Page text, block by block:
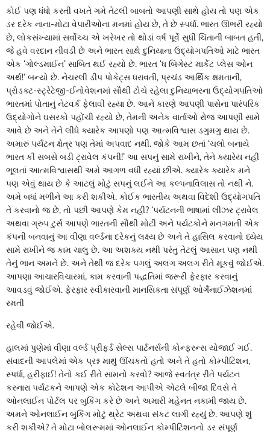
કોઈ પણ ધંધો કરતી વખતે ગમે તેટલી બાબતો આપણી સાથે હોય તો પણ એક
ડર દરેક નાના-મોટા વેપારીઓના મનમાં હોય છે, તે છે સ્પર્ધા. ભારત ઊભરી રહ્યો
છે, લોકસંખ્યામાં સર્વોચ્ચ એ ખરેખર તો થોડાં વર્ષ પૂર્વે સુધી ચિંતાની બાબત હતી,
જે હવે વરદાન નીવડી છે અને ભારત સાથે દુનિયાના ઉદ્યોગપતિઓ માટે ભારત
એક ‘ગોલ્ડમાઈન’ સાબિત થઈ રહ્યો છે. ભારત ‘ધ બિગેસ્ટ માર્કેટ પ્લેસ ઓન
અર્થ!’ બન્યો છે. નેચરલી ડીપ પોકેટ્સ ધરાવતી, પ્રચંડ આર્થિક ક્ષમતાની,
પ્રોડક્ટ-સ્ટ્રેટેજી-ઈનોવેશનમાં સૌથી ટોચે રહેલા દુનિયાભરના ઉદ્યોગપતિઓ
ભારતમાં પોતાનું નેટવર્ક ફેલાવી રહ્યા છે. આને કારણે આપણી પાસેના પારંપરિક
ઉદ્યોગોને ઘસરકો પહોંચી રહ્યો છે, તેમની અનેક વાર્તાઓ રોજ આપણી સામે
આવે છે અને તેને લીધે ક્યારેક આપણો પણ આત્મવિશ્વાસ ડગુમગુ થાય છે.
અમારું પર્યટન ક્ષેત્ર પણ તેમાં અપવાદ નથી. જોકે આમ છતાં ‘ચલો બનાયે
ભારત કી સબસે બડી ટ્રાવેલ કંપની!’ આ સપનું સામે રાખીને, તેને ક્યારેય નહીં
ભૂલતાં આત્મવિશ્વાસથી અમે આગળ વધી રહ્યાં છીએ. ક્યારેક ક્યારેક મને
પણ એવું થાય છે કે આટલું મોટું સપનું લઈને આ કલ્પનાવિલાસ તો નથી ને.
અમે બધાં મળીને આ કરી શકીએ. કોઈક ભારતીય અથવા વિદેશી ઉદ્યોગપતિ
તે કરવાનો જ છે, તો પછી આપણે કેમ નહીં? ‘પર્યટનની ભાષામાં લીઝર ટ્રાવેલ
અથવા ગ્રુપ ટુર્સ આપણે ભારતની સૌથી મોટી અને પર્યટકોને મનગમતી એક
કંપની બનવાનું આ વીણા વર્લ્ડના દરેકનું લક્ષ્ય છે અને તે હાસિલ કરવાનો ધ્યેય
સામે રાખીને જ કામ ચાલુ છે. આ અશક્ય નથી પરંતુ તેટલું આસાન પણ નથી
તેનું ભાન અમને છે. અને તેથી જ દરેક પગલું અલગ અલગ રીતે મૂકવું જોઈએ.
આપણા આચારવિચારમાં, કામ કરવાની પદ્ધતિમાં જરૂરી ફેરફાર કરવાનું
આવડવું જોઈએ. ફેરફાર સ્વીકારવાની માનસિકતા સંપૂર્ણ ઓર્ગેનાઈઝેશનમાં
રમતી
રહેવી જોઈએ.
હાલમાં પુણેમાં વીણા વર્લ્ડ પ્રીફર્ડ સેલ્સ પાર્ટનર્સની કોન્ફરન્સ યોજાઈ ગઈ.
સંવાદની આપલેમાં એક પ્રશ્ન માથું ઊંચકતો હતો અને તે હતો કોમ્પીટિશન,
સ્પર્ધા, હરીફાઈ! તેનો કઈ રીતે સામનો કરવો? આજે સ્વતંત્ર રીતે પર્યટન
કરનારા પર્યટકને આપણે એક કોટેશન આપીએ એટલે બીજા દિવસે તે
ઓનલાઈન પોર્ટલ પર બુકિંગ કરે છે અને અમારી મહેનત નકામી જાય છે.
અમને ઓનલાઈન બુકિંગ મોટું થ્રેટ અથવા સંકટ લાગી રહ્યું છે. આપણે શું
કરી શકીએ? તે મોટા બોલરૂમમાં ઓનલાઈન કોમ્પીટિશનનો ડર સંપૂર્ણ